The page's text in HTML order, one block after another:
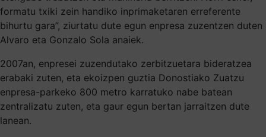
formatu txiki zein handiko inprimaketaren erreferente
bihurtu gara”, ziurtatu dute egun enpresa zuzentzen duten
Alvaro eta Gonzalo Sola anaiek.
2007an, enpresei zuzendutako zerbitzuetara bideratzea
erabaki zuten, eta ekoizpen guztia Donostiako Zuatzu
enpresa-parkeko 800 metro karratuko nabe batean
zentralizatu zuten, eta gaur egun bertan jarraitzen dute
lanean.